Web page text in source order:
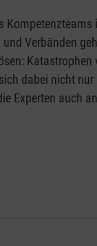
Verbänden
dabei nicht
Experten auch